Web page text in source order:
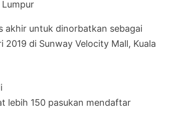
Lumpur
akhir untuk dinorbatkan sebagai
di Sunway Velocity Mall, Kuala
lebih 150 pasukan mendaftar